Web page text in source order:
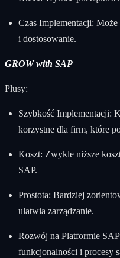
Czas Implementacji:
i dostosowanie.
GROW with SAP
Plusy:
Szybkość Implementacji:
korzystne dla firm, które
Koszt: Zwykle niższe
SAP.
Prostota: Bardziej
ułatwia zarządzanie.
Rozwój na Platformie
funkcjonalności i procesy